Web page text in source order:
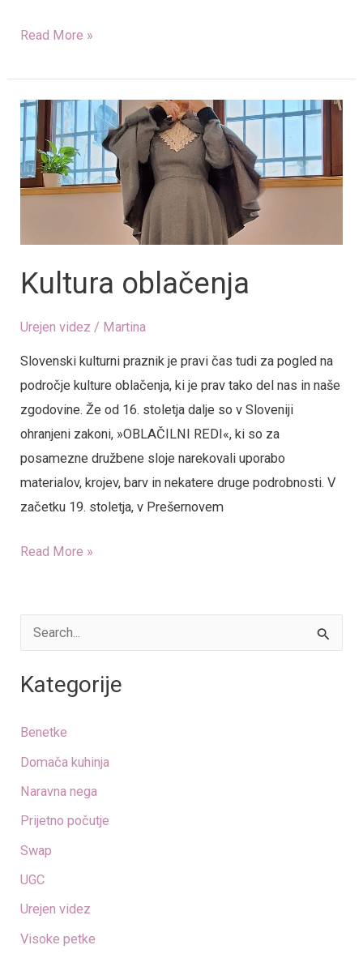
Read More »
Kultura oblačenja
Urejen videz / Martina
Slovenski kulturni praznik je pravi čas tudi za pogled na
področje kulture oblačenja, ki je prav tako del nas in naše
zgodovine. Že od 16. stoletja dalje so v Sloveniji
ohranjeni zakoni, »OBLAČILNI REDI«, ki so za
posamezne družbene sloje narekovali uporabo
materialov, krojev, barv in nekatere druge podrobnosti. V
začetku 19. stoletja, v Prešernovem
Kultura
oblačenja
Read More »
a
c
h
f
o
r
Kategorije
Benetke
Domača kuhinja
Naravna nega
Prijetno počutje
Swap
UGC
Urejen videz
Visoke petke